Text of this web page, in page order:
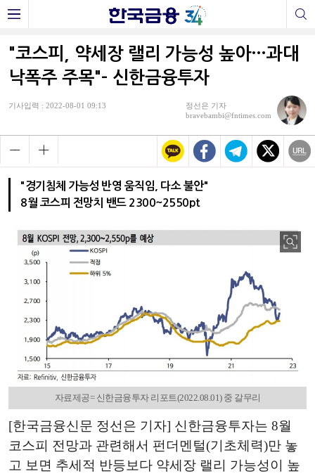
"코스피, 약세장 랠리 가능성 높아…과대
낙폭주 주목"- 신한금융투자
기사입력 : 2022-08-01 09:13
정선은 기자
bravebambi@fntimes.com
"경기침체 가능성 반영 움직임, 다소 불안"
8월 코스피 전망치 밴드 2300~2550pt
자료제공= 신한금융투자 리포트(2022.08.01) 중 갈무리
[한국금융신문 정선은 기자] 신한금융투자는 8월
코스피 전망과 관련해서 펀더멘털(기초체력)만 놓
고 보면 추세적 반등보다 약세장 랠리 가능성이 높